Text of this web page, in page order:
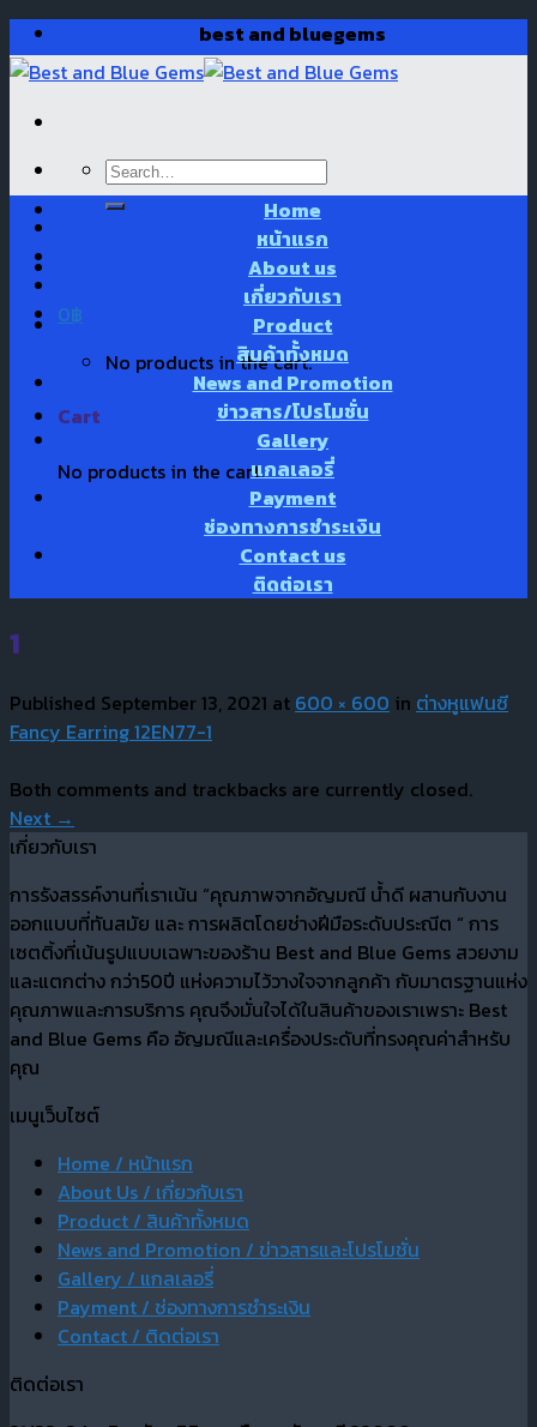
Skip
to
content
best and bluegems
Search
for:
0฿
No products in the cart.
Cart
No products in the cart.
Home
หน้าแรก
About us
เกี่ยวกับเรา
Product
สินค้าทั้งหมด
News and Promotion
ข่าวสาร/โปรโมชั่น
Gallery
แกลเลอรี่
Payment
ช่องทางการชำระเงิน
Contact us
ติดต่อเรา
1
Published September 13, 2021 at 600 × 600 in ต่างหูแฟนซี
Fancy Earring 12EN77-1
Both comments and trackbacks are currently closed.
Next →
เกี่ยวกับเรา
การรังสรรค์งานที่เราเน้น “คุณภาพจากอัญมณี น้ำดี ผสานกับงาน
ออกแบบที่ทันสมัย และ การผลิตโดยช่างฝีมือระดับประณีต “ การ
เซตติ้งที่เน้นรูปแบบเฉพาะของร้าน Best and Blue Gems สวยงาม
และแตกต่าง กว่า50ปี แห่งความไว้วางใจจากลูกค้า กับมาตรฐานแห่ง
คุณภาพและการบริการ คุณจึงมั่นใจได้ในสินค้าของเราเพราะ Best
and Blue Gems คือ อัญมณีและเครื่องประดับที่ทรงคุณค่าสำหรับ
คุณ
เมนูเว็บไซต์
Home / หน้าแรก
About Us / เกี่ยวกับเรา
Product / สินค้าทั้งหมด
News and Promotion / ข่าวสารและโปรโมชั่น
Gallery / แกลเลอรี่
Payment / ช่องทางการชำระเงิน
Contact / ติดต่อเรา
ติดต่อเรา